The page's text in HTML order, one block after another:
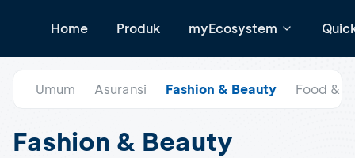
Home Produk myEcosystem
Umum Asuransi Fashion & Beauty Food &
Fashion & Beauty